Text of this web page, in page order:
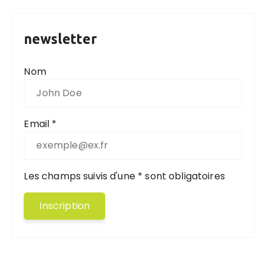
newsletter
Nom
Email *
Les champs suivis d'une * sont obligatoires